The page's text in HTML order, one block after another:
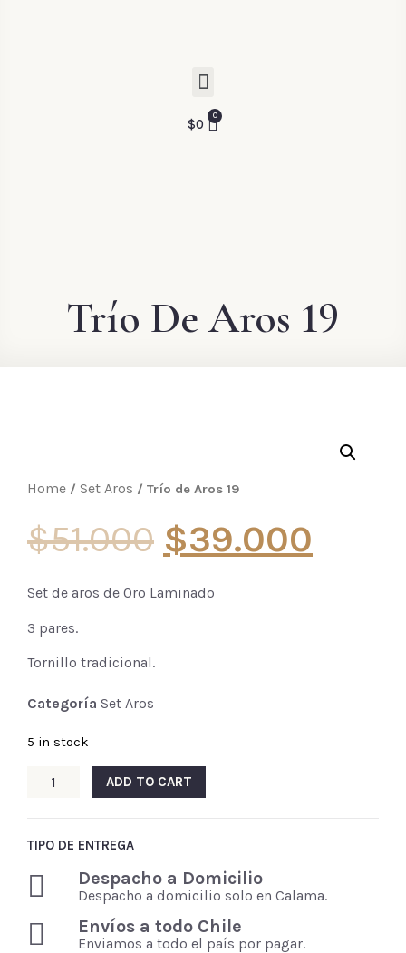
$0
Trío De Aros 19
Home / Set Aros / Trío de Aros 19
$51.000 $39.000
Set de aros de Oro Laminado
3 pares.
Tornillo tradicional.
Categoría Set Aros
5 in stock
ADD TO CART
TIPO DE ENTREGA
Despacho a Domicilio
Despacho a domicilio solo en Calama.
Envíos a todo Chile
Enviamos a todo el país por pagar.